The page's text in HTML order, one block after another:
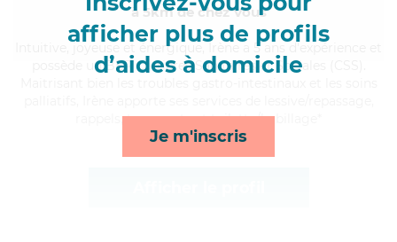
afficher plus de profils
d’aides à domicile
Je m'inscris
à 5km de chez Vous
, joyeuse et énergique, Irène a 5 ans d'expérience et
possède un BEP Carrières Sanitaires et Sociales (CSS).
rappels, transports et toilette/habillage*